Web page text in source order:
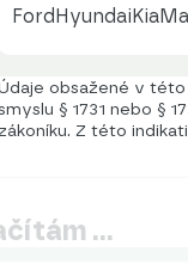
FordHyundaiKia
obsažené v této
§ 1731 nebo §
zákoníku. Z této
…